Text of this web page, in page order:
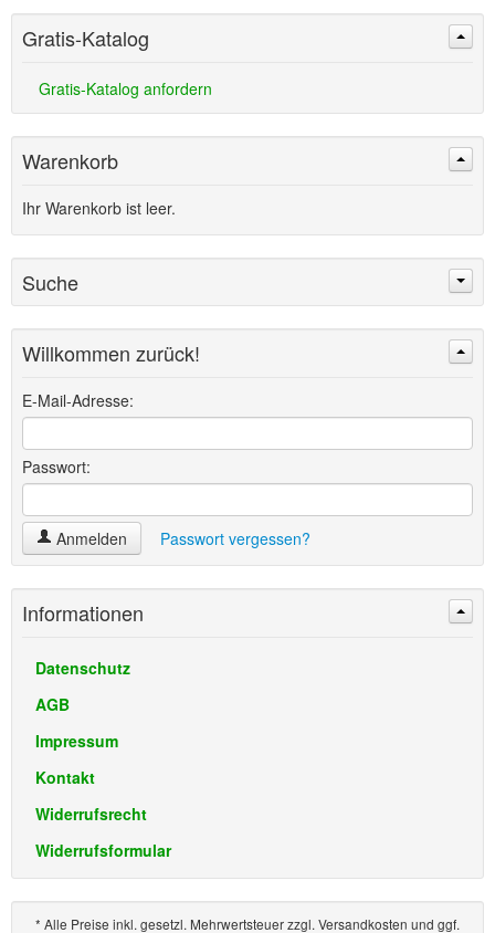
Gratis-Katalog
Gratis-Katalog anfordern
Warenkorb
Ihr Warenkorb ist leer.
Suche
Willkommen zurück!
E-Mail-Adresse:
Passwort:
Anmelden Passwort vergessen?
Informationen
Datenschutz
AGB
Impressum
Kontakt
Widerrufsrecht
Widerrufsformular
* Alle Preise inkl. gesetzl. Mehrwertsteuer zzgl. Versandkosten und ggf.